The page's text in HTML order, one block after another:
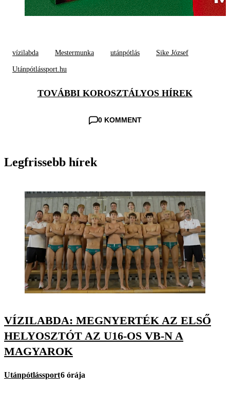
vízilabda Mestermunka utánpótlás Sike József
Utánpótlássport.hu
TOVÁBBI KOROSZTÁLYOS HÍREK
0 KOMMENT
Legfrissebb hírek
VÍZILABDA: MEGNYERTÉK AZ ELSŐ
HELYOSZTÓT AZ U16-OS VB-N A
MAGYAROK
Utánpótlássport6 órája